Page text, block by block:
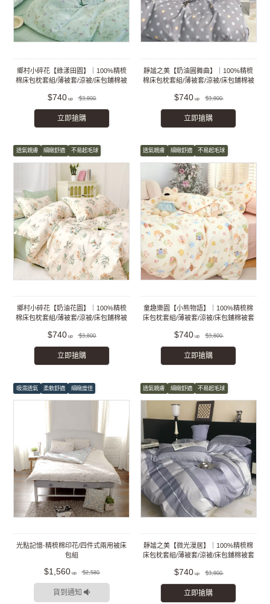
鄉村小碎花【綠漾田園】｜100%精梳
棉床包枕套組/薄被套/涼被/床包鋪棉被
$740 $3,800
立即搶購
靜謐之美【奶油圓舞曲】｜100%精梳
棉床包枕套組/薄被套/涼被/床包鋪棉被
$740 $3,800
立即搶購
透氣親膚 細緻舒適 不易起毛球
鄉村小碎花【奶油花園】｜100%精梳
棉床包枕套組/薄被套/涼被/床包鋪棉被
$740 $3,800
立即搶購
透氣親膚 細緻舒適 不易起毛球
童趣樂園【小熊物語】｜100%精梳棉
床包枕套組/薄被套/涼被/床包鋪棉被套
$740 $3,800
立即搶購
吸濕透氣 柔軟舒適 細緻度佳
光點記憶-精梳棉印花/四件式兩用被床
包組
$1,560 $2,580
貨到通知
透氣親膚 細緻舒適 不易起毛球
靜謐之美【微光漫居】｜100%精梳棉
床包枕套組/薄被套/涼被/床包鋪棉被套
$740 $3,800
立即搶購